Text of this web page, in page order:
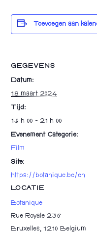
Toevoegen aan
GEGEVENS
Datum:
18 maart 2024
Tijd:
19 h 00 - 21 h 00
Evenement Categorie:
Film
Site:
https://botanique.be/en
LOCATIE
Botanique
Rue Royale 236
Bruxelles , 1210 Belgium